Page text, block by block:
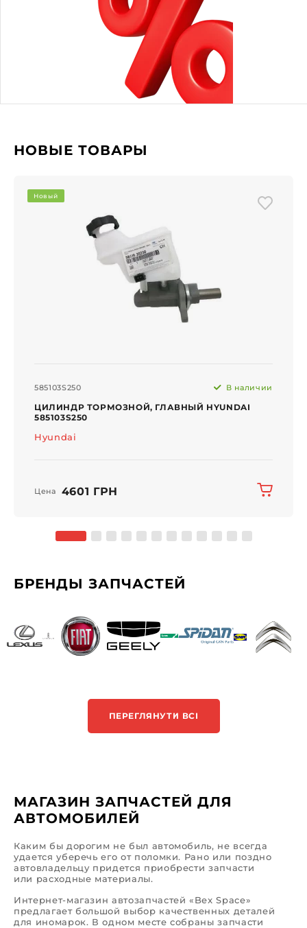
НОВЫЕ ТОВАРЫ
Новый
585103S250 В наличии
ЦИЛИНДР ТОРМОЗНОЙ, ГЛАВНЫЙ HYUNDAI
585103S250
Hyundai
Цена 4601 ГРН
БРЕНДЫ ЗАПЧАСТЕЙ
ПЕРЕГЛЯНУТИ ВСІ
МАГАЗИН ЗАПЧАСТЕЙ ДЛЯ
АВТОМОБИЛЕЙ
Каким бы дорогим не был автомобиль, не всегда
удается уберечь его от поломки. Рано или поздно
автовладельцу придется приобрести запчасти
или расходные материалы.
Интернет-магазин автозапчастей «Bex Space»
предлагает большой выбор качественных деталей
для иномарок. В одном месте собраны запчасти